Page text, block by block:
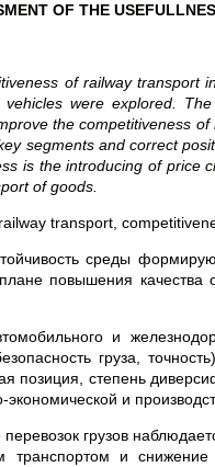
OF THE
of railway transport
were explored.
the competitiveness
segments and correct
is the introducing of price
of goods.
transport,
среды
повышения
и
груза,
позиция, степень
и
грузов
транспортом и